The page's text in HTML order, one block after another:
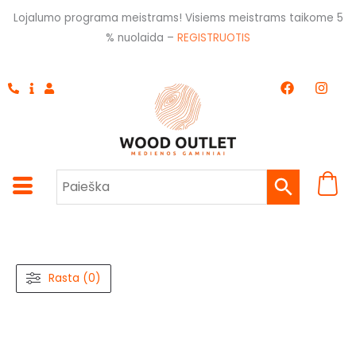
Pereiti
Lojalumo programa meistrams! Visiems meistrams taikome 5
% nuolaida – REGISTRUOTIS
F
a
k
I
n
a
m
Rasta (0)